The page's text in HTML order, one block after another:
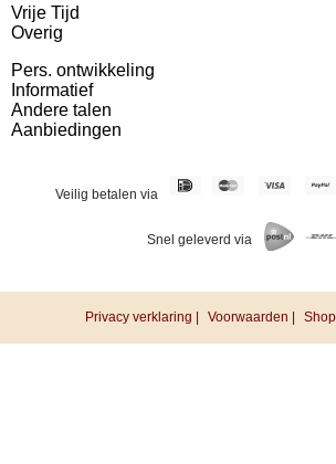
Vrije Tijd
Overig
Pers. ontwikkeling
Informatief
Andere talen
Aanbiedingen
Veilig betalen via
Snel geleverd via
Privacy verklaring | Voorwaarden |